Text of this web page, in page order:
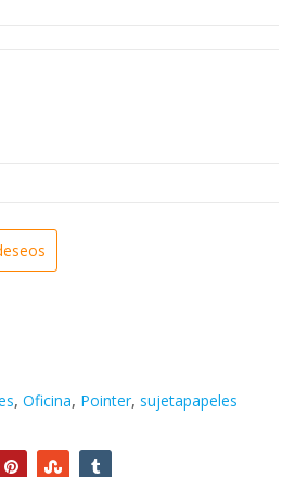
de 10 cajas de 100 unidades 33mm
, Oficina, Pointer, sujetapapeles